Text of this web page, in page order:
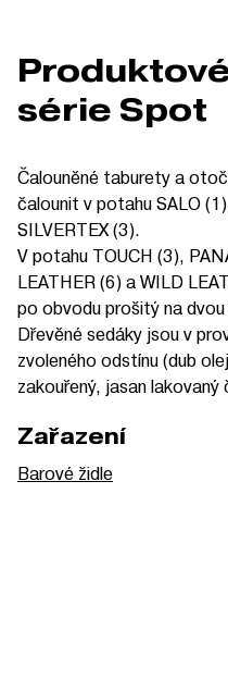
série Spot
Čalouněné taburety a
čalounit v potahu SALO
SILVERTEX (3).
V potahu TOUCH (3),
LEATHER (6) a WILD
po obvodu prošitý na
Dřevěné sedáky jsou v
zvoleného odstínu (dub
zakouřený, jasan lakovaný
Zařazení
Barové židle